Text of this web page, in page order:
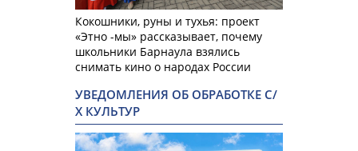
Кокошники, руны и тухья: проект
«Этно -мы» рассказывает, почему
школьники Барнаула взялись
снимать кино о народах России
УВЕДОМЛЕНИЯ ОБ ОБРАБОТКЕ С/
Х КУЛЬТУР